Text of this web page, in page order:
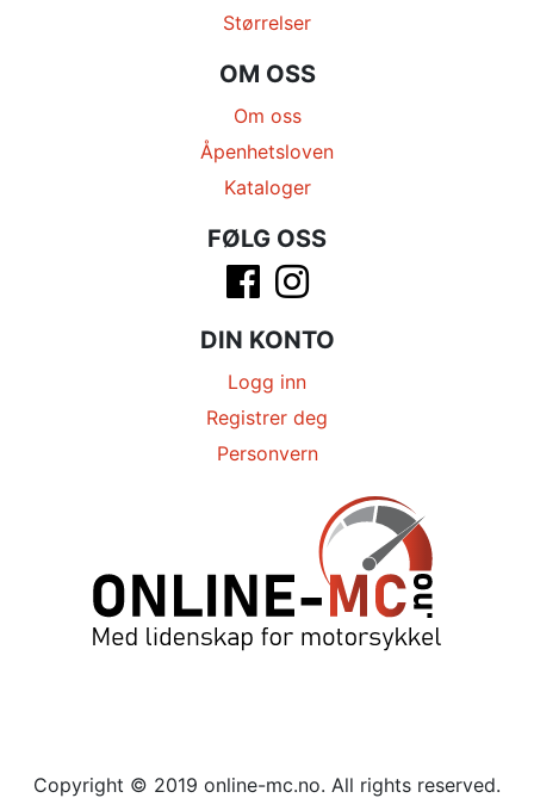
Størrelser
OM OSS
Om oss
Åpenhetsloven
Kataloger
FØLG OSS
DIN KONTO
Logg inn
Registrer deg
Personvern
Copyright © 2019 online-mc.no. All rights reserved.